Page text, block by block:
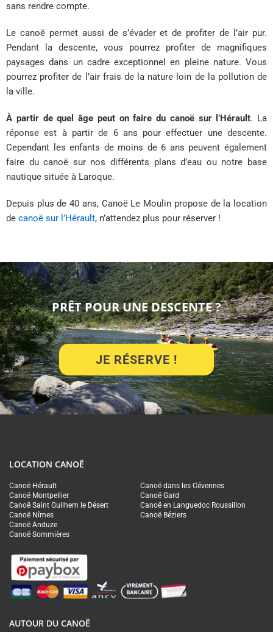
sans rendre compte.
Le canoë permet aussi de s’évader et de profiter de l’air pur.
Pendant la descente, vous pourrez profiter de magnifiques
paysages dans un cadre exceptionnel en pleine nature. Vous
pourrez profiter de l’air frais de la nature loin de la pollution de
la ville.
À partir de quel âge peut on faire du canoë sur l’Hérault. La
réponse est à partir de 6 ans pour effectuer une descente.
Cependant les enfants de moins de 6 ans peuvent également
faire du canoë sur nos différents plans d’eau ou notre base
nautique située à Laroque.
Depuis plus de 40 ans, Canoë Le Moulin propose de la location
de canoë sur l’Hérault, n’attendez plus pour réserver !
PRÊT POUR UNE DESCENTE ?
JE RÉSERVE !
LOCATION CANOË
Canoë Hérault
Canoë Montpellier
Canoë Saint Guilhem le Désert
Canoë Nîmes
Canoë Anduze
Canoë Sommières
Canoë dans les Cévennes
Canoë Gard
Canoë en Languedoc Roussillon
Canoë Béziers
AUTOUR DU CANOË